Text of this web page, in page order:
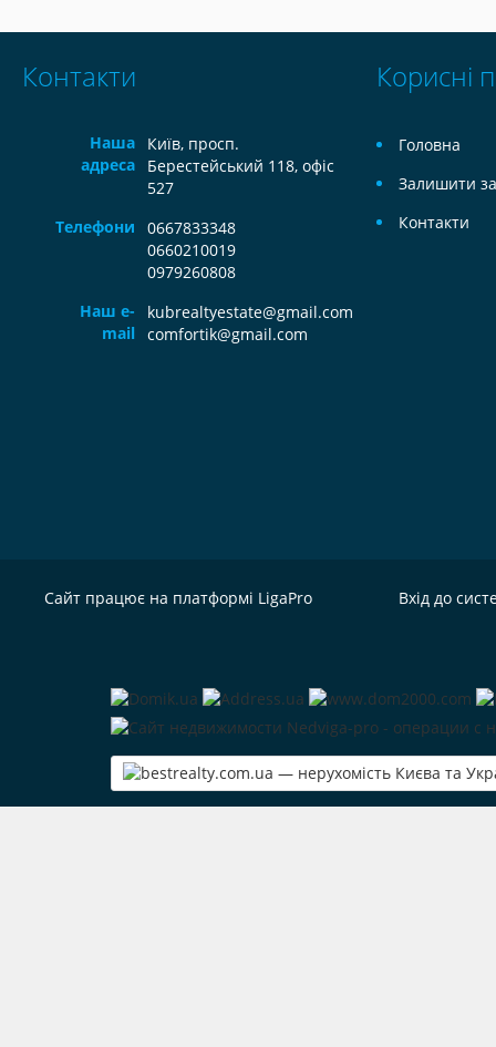
Контакти
Наша
адреса
Київ, просп.
Берестейський 118, офіс
527
Телефони
0667833348
0660210019
0979260808
Наш e-
mail
kubrealtyestate@gmail.com
comfortik@gmail.com
Корисні
Головна
Залишити
Контакти
Сайт працює на платформі LigaPro Вхід до